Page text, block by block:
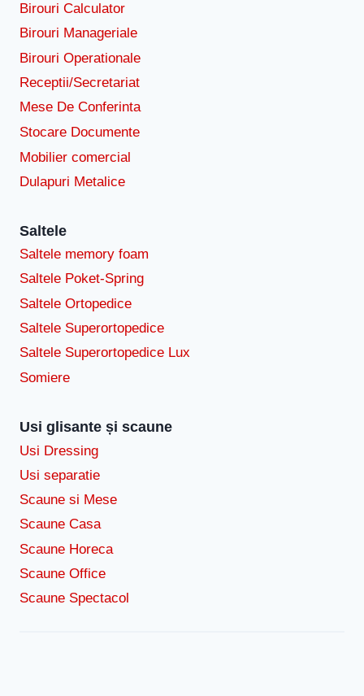
Birouri Calculator
Birouri Manageriale
Birouri Operationale
Receptii/Secretariat
Mese De Conferinta
Stocare Documente
Mobilier comercial
Dulapuri Metalice
Saltele
Saltele memory foam
Saltele Poket-Spring
Saltele Ortopedice
Saltele Superortopedice
Saltele Superortopedice Lux
Somiere
Usi glisante și scaune
Usi Dressing
Usi separatie
Scaune si Mese
Scaune Casa
Scaune Horeca
Scaune Office
Scaune Spectacol